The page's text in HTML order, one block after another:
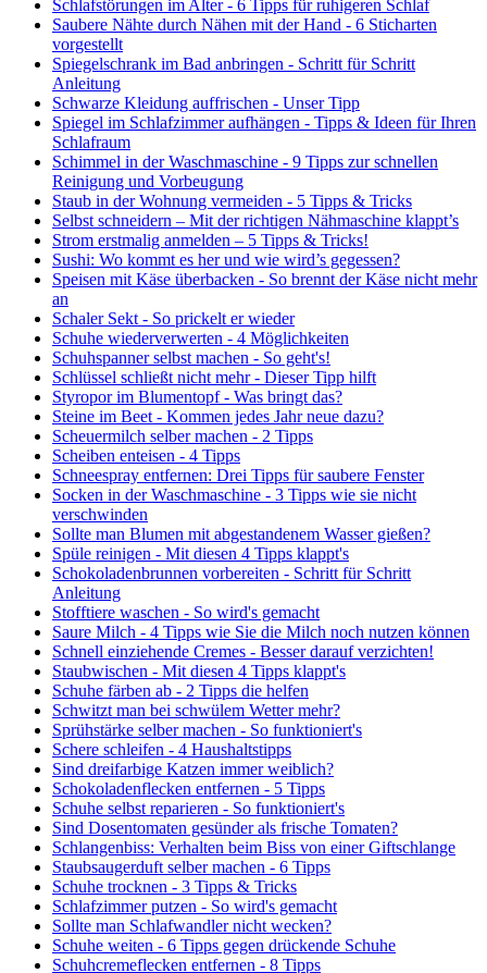
Schlafstörungen im Alter - 6 Tipps für ruhigeren Schlaf
Saubere Nähte durch Nähen mit der Hand - 6 Sticharten
vorgestellt
Spiegelschrank im Bad anbringen - Schritt für Schritt
Anleitung
Schwarze Kleidung auffrischen - Unser Tipp
Spiegel im Schlafzimmer aufhängen - Tipps & Ideen für Ihren
Schlafraum
Schimmel in der Waschmaschine - 9 Tipps zur schnellen
Reinigung und Vorbeugung
Staub in der Wohnung vermeiden - 5 Tipps & Tricks
Selbst schneidern – Mit der richtigen Nähmaschine klappt’s
Strom erstmalig anmelden – 5 Tipps & Tricks!
Sushi: Wo kommt es her und wie wird’s gegessen?
Speisen mit Käse überbacken - So brennt der Käse nicht mehr
an
Schaler Sekt - So prickelt er wieder
Schuhe wiederverwerten - 4 Möglichkeiten
Schuhspanner selbst machen - So geht's!
Schlüssel schließt nicht mehr - Dieser Tipp hilft
Styropor im Blumentopf - Was bringt das?
Steine im Beet - Kommen jedes Jahr neue dazu?
Scheuermilch selber machen - 2 Tipps
Scheiben enteisen - 4 Tipps
Schneespray entfernen: Drei Tipps für saubere Fenster
Socken in der Waschmaschine - 3 Tipps wie sie nicht
verschwinden
Sollte man Blumen mit abgestandenem Wasser gießen?
Spüle reinigen - Mit diesen 4 Tipps klappt's
Schokoladenbrunnen vorbereiten - Schritt für Schritt
Anleitung
Stofftiere waschen - So wird's gemacht
Saure Milch - 4 Tipps wie Sie die Milch noch nutzen können
Schnell einziehende Cremes - Besser darauf verzichten!
Staubwischen - Mit diesen 4 Tipps klappt's
Schuhe färben ab - 2 Tipps die helfen
Schwitzt man bei schwülem Wetter mehr?
Sprühstärke selber machen - So funktioniert's
Schere schleifen - 4 Haushaltstipps
Sind dreifarbige Katzen immer weiblich?
Schokoladenflecken entfernen - 5 Tipps
Schuhe selbst reparieren - So funktioniert's
Sind Dosentomaten gesünder als frische Tomaten?
Schlangenbiss: Verhalten beim Biss von einer Giftschlange
Staubsaugerduft selber machen - 6 Tipps
Schuhe trocknen - 3 Tipps & Tricks
Schlafzimmer putzen - So wird's gemacht
Sollte man Schlafwandler nicht wecken?
Schuhe weiten - 6 Tipps gegen drückende Schuhe
Schuhcremeflecken entfernen - 8 Tipps